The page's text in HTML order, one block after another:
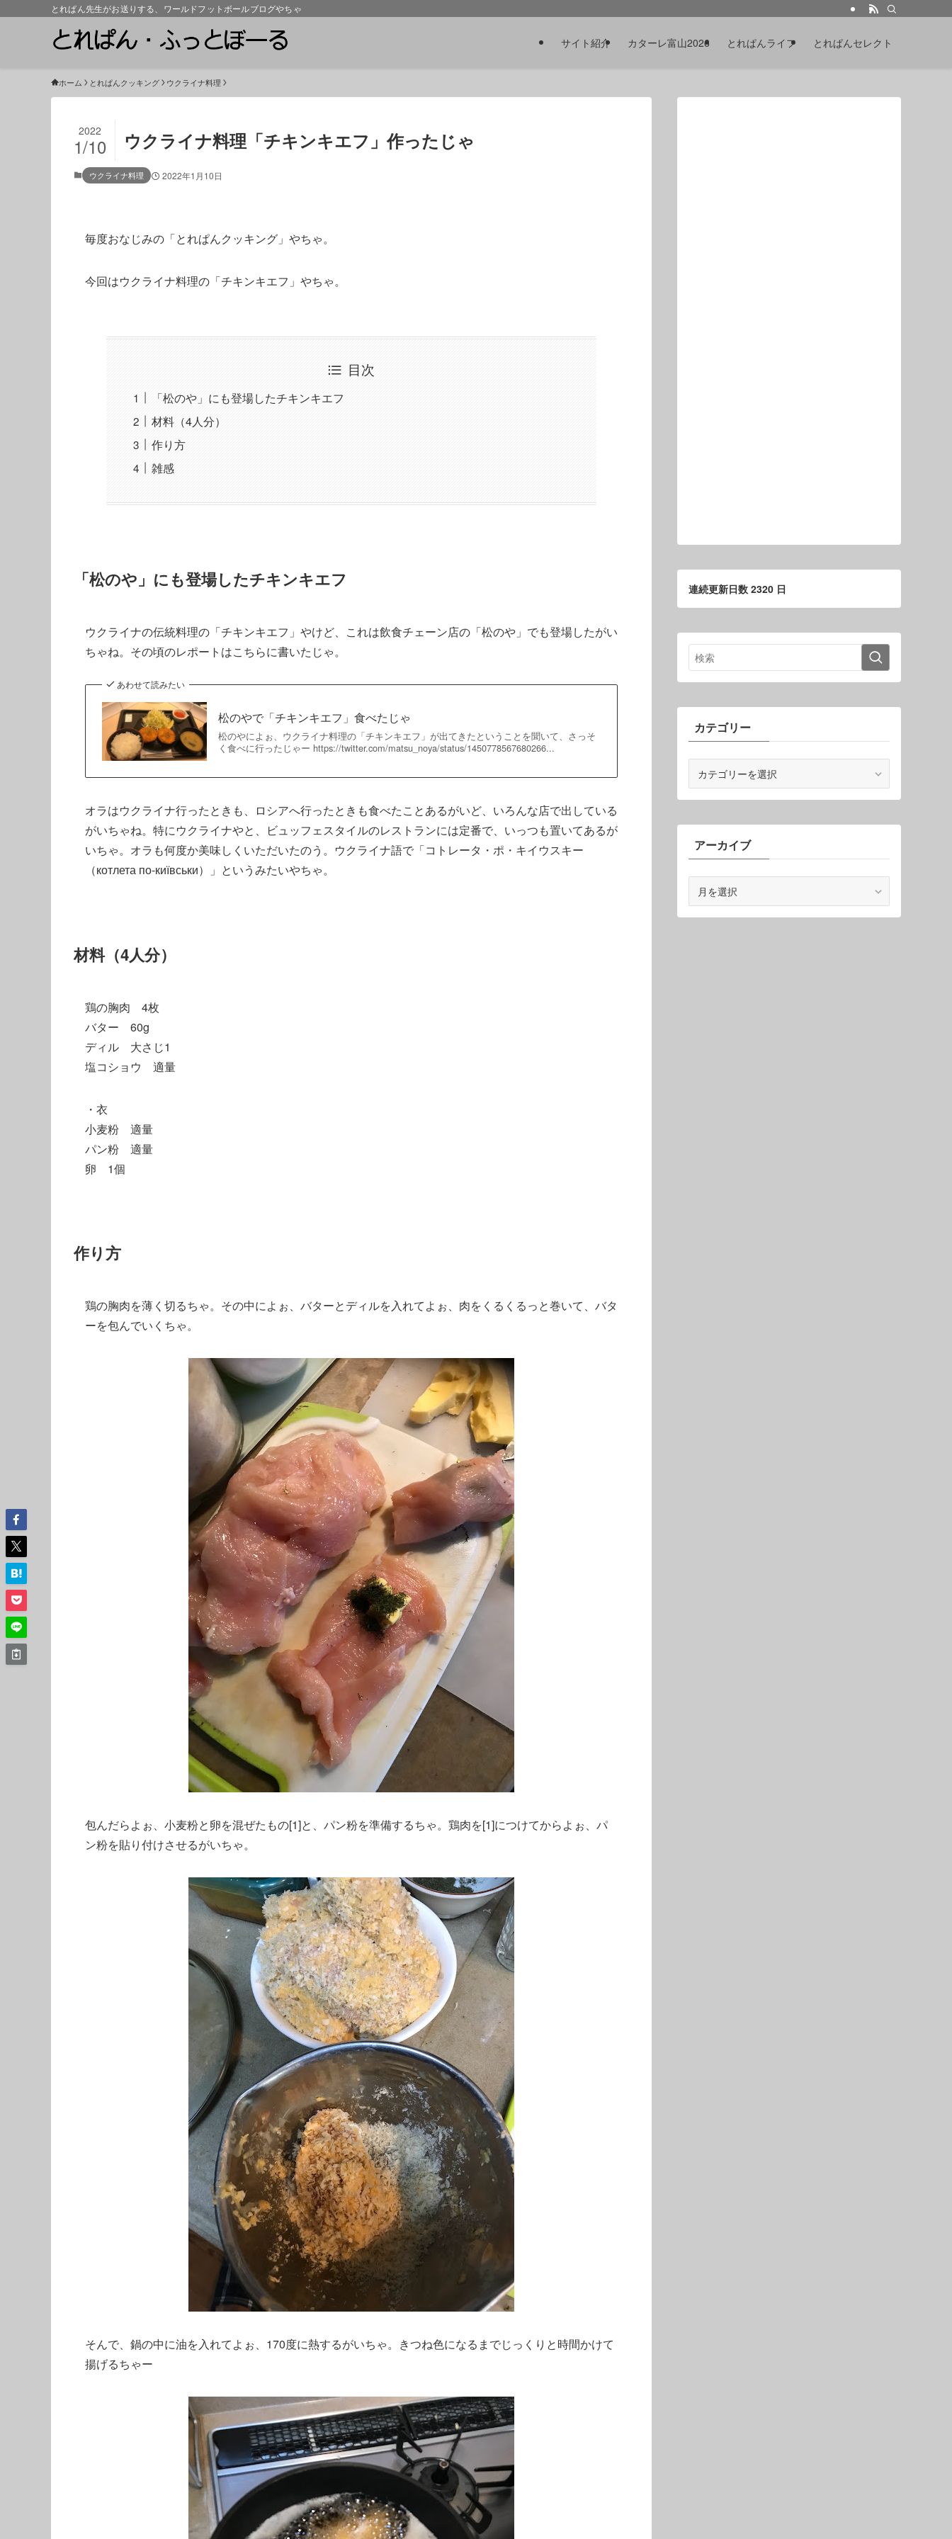
とれぱん先生がお送りする、ワールドフットボールブログやちゃ
サイト紹介 カターレ富山2026 とれぱんライフ とれぱんセレクト
ホーム とれぱんクッキング ウクライナ料理
ウクライナ料理「チキンキエフ」作ったじゃ
2022
1/10
ウクライナ料理 2022年1月10日
毎度おなじみの「とれぱんクッキング」やちゃ。
今回はウクライナ料理の「チキンキエフ」やちゃ。
目次
「松のや」にも登場したチキンキエフ
材料（4人分）
作り方
雑感
「松のや」にも登場したチキンキエフ
ウクライナの伝統料理の「チキンキエフ」やけど、これは飲食チェーン店の「松のや」でも登場したがい
ちゃね。その頃のレポートはこちらに書いたじゃ。
あわせて読みたい
松のやで「チキンキエフ」食べたじゃ
松のやによぉ、ウクライナ料理の「チキンキエフ」が出てきたということを聞いて、さっそ
く食べに行ったじゃー https://twitter.com/matsu_noya/status/1450778567680266...
オラはウクライナ行ったときも、ロシアへ行ったときも食べたことあるがいど、いろんな店で出している
がいちゃね。特にウクライナやと、ビュッフェスタイルのレストランには定番で、いっつも置いてあるが
いちゃ。オラも何度か美味しくいただいたのう。ウクライナ語で「コトレータ・ポ・キイウスキー
（котлета по-київськи）」というみたいやちゃ。
材料（4人分）
鶏の胸肉 4枚
バター 60g
ディル 大さじ1
塩コショウ 適量
・衣
小麦粉 適量
パン粉 適量
卵 1個
作り方
鶏の胸肉を薄く切るちゃ。その中によぉ、バターとディルを入れてよぉ、肉をくるくるっと巻いて、バタ
ーを包んでいくちゃ。
包んだらよぉ、小麦粉と卵を混ぜたもの[1]と、パン粉を準備するちゃ。鶏肉を[1]につけてからよぉ、パ
ン粉を貼り付けさせるがいちゃ。
そんで、鍋の中に油を入れてよぉ、170度に熱するがいちゃ。きつね色になるまでじっくりと時間かけて
揚げるちゃー
連続更新日数 2320 日
カテゴリー
ゴ
ー
アーカイブ
カ